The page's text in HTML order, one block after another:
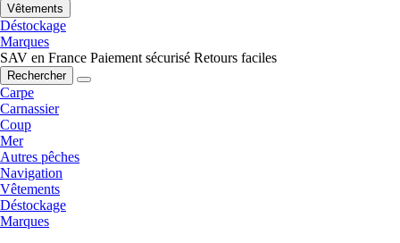
Vêtements
Déstockage
Marques
SAV en France Paiement sécurisé Retours faciles
Rechercher
Carpe
Carnassier
Coup
Mer
Autres pêches
Navigation
Vêtements
Déstockage
Marques